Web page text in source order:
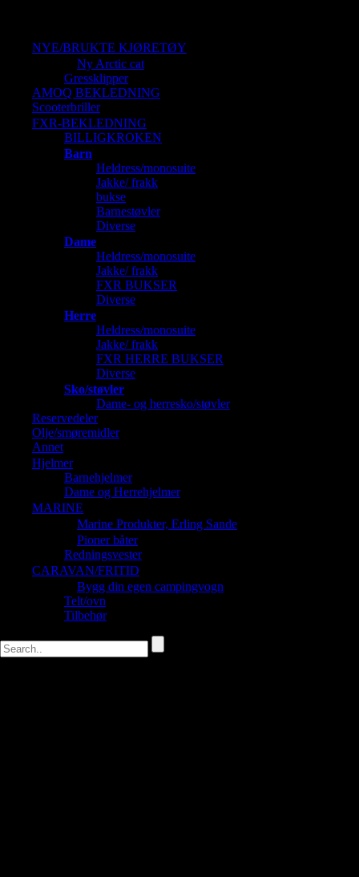
NYE/BRUKTE KJØRETØY
Ny Arctic cat
Gressklipper
AMOQ BEKLEDNING
Scooterbriller
FXR-BEKLEDNING
BILLIGKROKEN
Barn
Heldress/monosuite
Jakke/ frakk
bukse
Barnestøvler
Diverse
Dame
Heldress/monosuite
Jakke/ frakk
FXR BUKSER
Diverse
Herre
Heldress/monosuite
Jakke/ frakk
FXR HERRE BUKSER
Diverse
Sko/støvler
Dame- og herresko/støvler
Reservedeler
Olje/smøremidler
Annet
Hjelmer
Barnehjelmer
Dame og Herrehjelmer
MARINE
Marine Produkter, Erling Sande
Pioner båter
Redningsvester
CARAVAN/FRITID
Bygg din egen campingvogn
Telt/ovn
Tilbehør